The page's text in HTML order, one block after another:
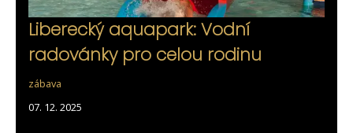
Liberecký aquapark: Vodní
radovánky pro celou rodinu
zábava
07. 12. 2025